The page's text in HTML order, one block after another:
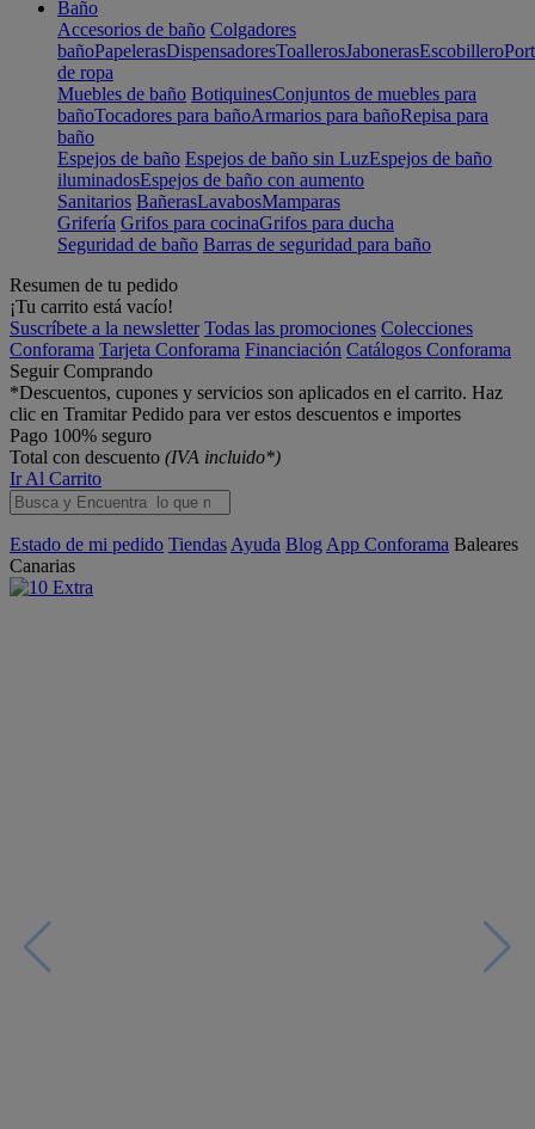
Baño
Accesorios de baño Colgadores
bañoPapelerasDispensadoresToallerosJabonerasEscobillero
de ropa
Muebles de baño BotiquinesConjuntos de muebles para
bañoTocadores para bañoArmarios para bañoRepisa para
baño
Espejos de baño Espejos de baño sin LuzEspejos de baño
iluminadosEspejos de baño con aumento
Sanitarios BañerasLavabosMamparas
Grifería Grifos para cocinaGrifos para ducha
Seguridad de baño Barras de seguridad para baño
Resumen de tu pedido
¡Tu carrito está vacío!
Suscríbete a la newsletter Todas las promociones Colecciones
Conforama Tarjeta Conforama Financiación Catálogos Conforama
Seguir Comprando
*Descuentos, cupones y servicios son aplicados en el carrito. Haz
clic en Tramitar Pedido para ver estos descuentos e importes
Pago 100% seguro
Total con descuento (IVA incluido*)
Ir Al Carrito
Estado de mi pedido Tiendas Ayuda Blog App Conforama Baleares
Canarias